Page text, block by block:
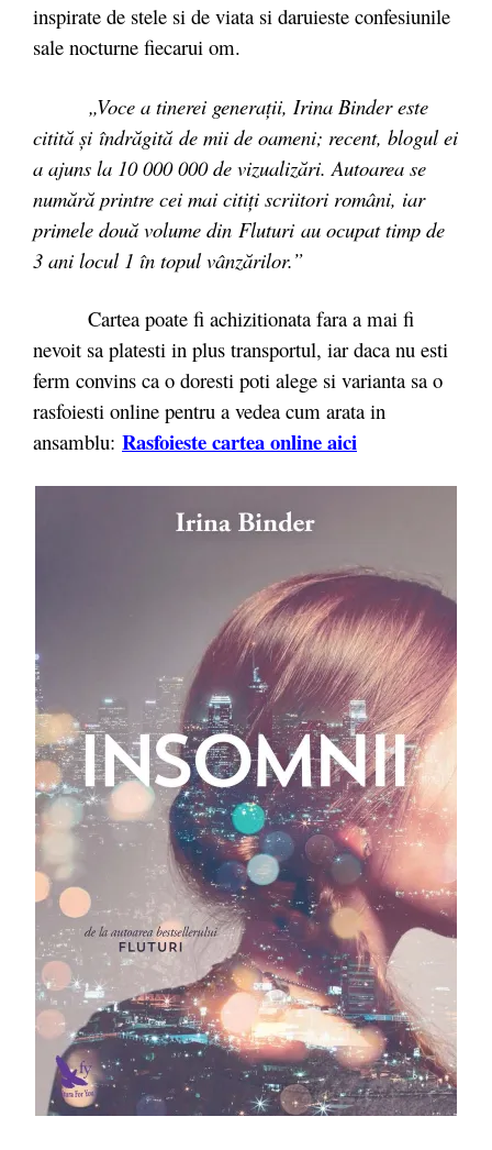
inspirate de stele si de viata si daruieste confesiunile
sale nocturne fiecarui om.
„Voce a tinerei generaţii, Irina Binder este
citită şi îndrăgită de mii de oameni; recent, blogul ei
a ajuns la 10 000 000 de vizualizări. Autoarea se
numără printre cei mai citiți scriitori români, iar
primele două volume din Fluturi au ocupat timp de
3 ani locul 1 în topul vânzărilor.”
Cartea poate fi achizitionata fara a mai fi
nevoit sa platesti in plus transportul, iar daca nu esti
ferm convins ca o doresti poti alege si varianta sa o
rasfoiesti online pentru a vedea cum arata in
ansamblu: Rasfoieste cartea online aici